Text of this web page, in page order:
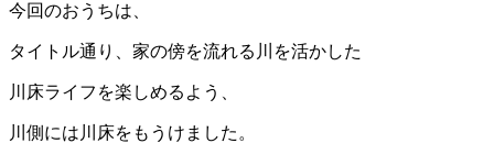
今回のおうちは、
タイトル通り、家の傍を流れる川を活かした
川床ライフを楽しめるよう、
川側には川床をもうけました。